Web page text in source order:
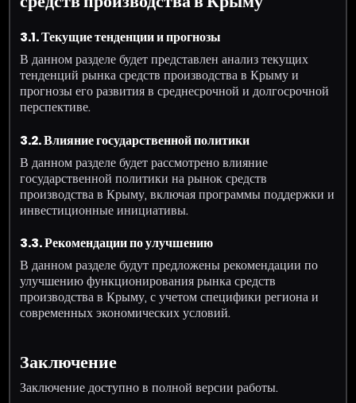
3.1. Текущие тенденции и прогнозы
В данном разделе будет представлен анализ текущих
тенденций рынка средств производства в Крыму и
прогнозы его развития в среднесрочной и долгосрочной
перспективе.
3.2. Влияние государственной политики
В данном разделе будет рассмотрено влияние
государственной политики на рынок средств
производства в Крыму, включая программы поддержки и
инвестиционные инициативы.
3.3. Рекомендации по улучшению
В данном разделе будут предложены рекомендации по
улучшению функционирования рынка средств
производства в Крыму, с учетом специфики региона и
современных экономических условий.
Заключение
Заключение доступно в полной версии работы.